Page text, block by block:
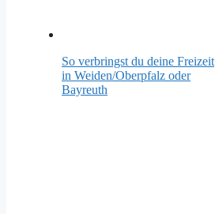
So verbringst du deine Freizeit
in Weiden/Oberpfalz oder
Bayreuth